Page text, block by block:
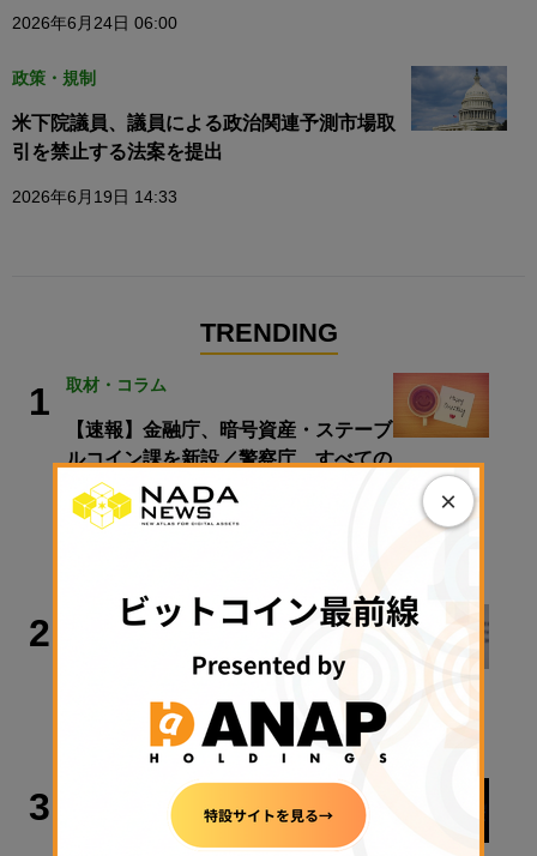
2026年6月24日 06:00
政策・規制
米下院議員、議員による政治関連予測市場取
引を禁止する法案を提出
2026年6月19日 14:33
TRENDING
1 取材・コラム
【速報】金融庁、暗号資産・ステーブ
ルコイン課を新設／警察庁、すべての
暗号資産交換業者に出庫制限強化を要
請【日曜日に読みたい厳選10本】
2 犯罪・事故
Bybit、2200億円流出事件で北朝鮮ハ
2026年8月10日 10:22
3
米ビットコイン現物ETF、4月以来最
×